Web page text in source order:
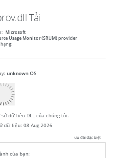
Tải
Microsoft
Usage Monitor (SRUM) provider
hạng:
unknown OS
dữ liệu DLL của chúng tôi.
dữ liệu: 08 Aug 2026
ưu đãi đặc biệt
của bạn: